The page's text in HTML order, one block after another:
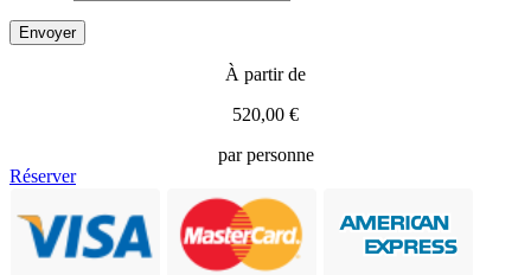
À partir de
520,00 €
par personne
Réserver